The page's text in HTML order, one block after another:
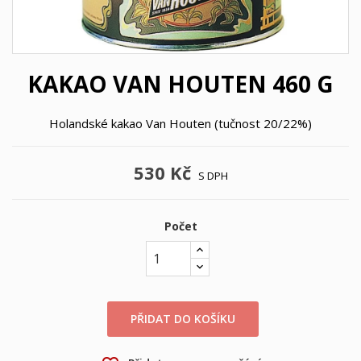
KAKAO VAN HOUTEN 460 G
Holandské kakao Van Houten (tučnost 20/22%)
530 Kč S DPH
Počet
PŘIDAT DO KOŠÍKU